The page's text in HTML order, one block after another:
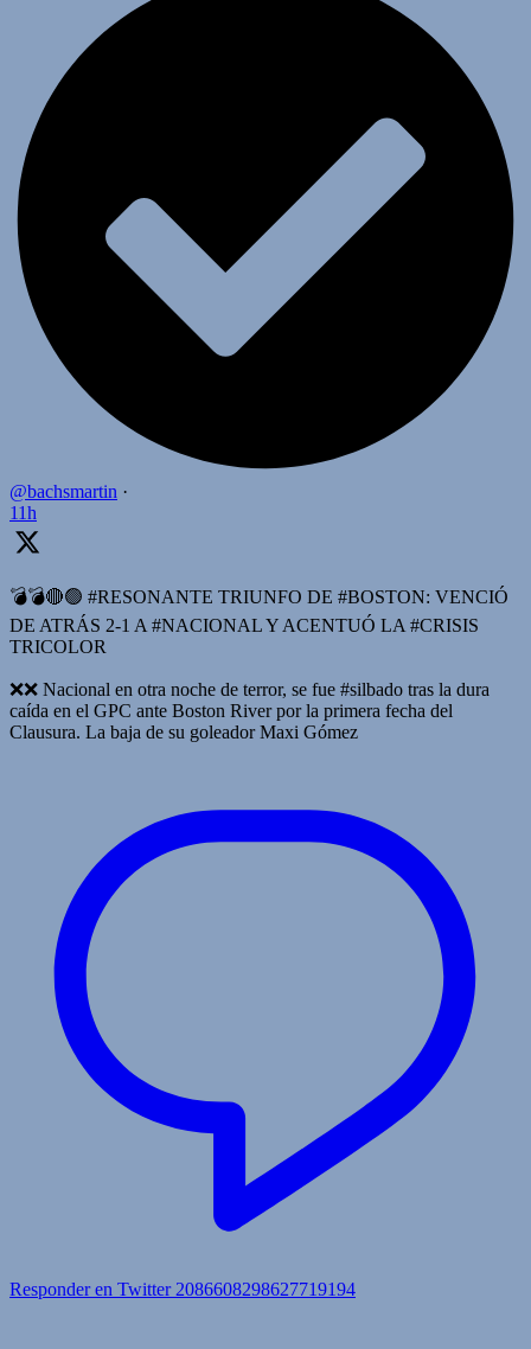
@bachsmartin ·
11h
💣💣🔴🟢 #RESONANTE TRIUNFO DE #BOSTON: VENCIÓ
DE ATRÁS 2-1 A #NACIONAL Y ACENTUÓ LA #CRISIS
TRICOLOR
❌️❌️ Nacional en otra noche de terror, se fue #silbado tras la dura
caída en el GPC ante Boston River por la primera fecha del
Clausura. La baja de su goleador Maxi Gómez
Responder en Twitter 2086608298627719194